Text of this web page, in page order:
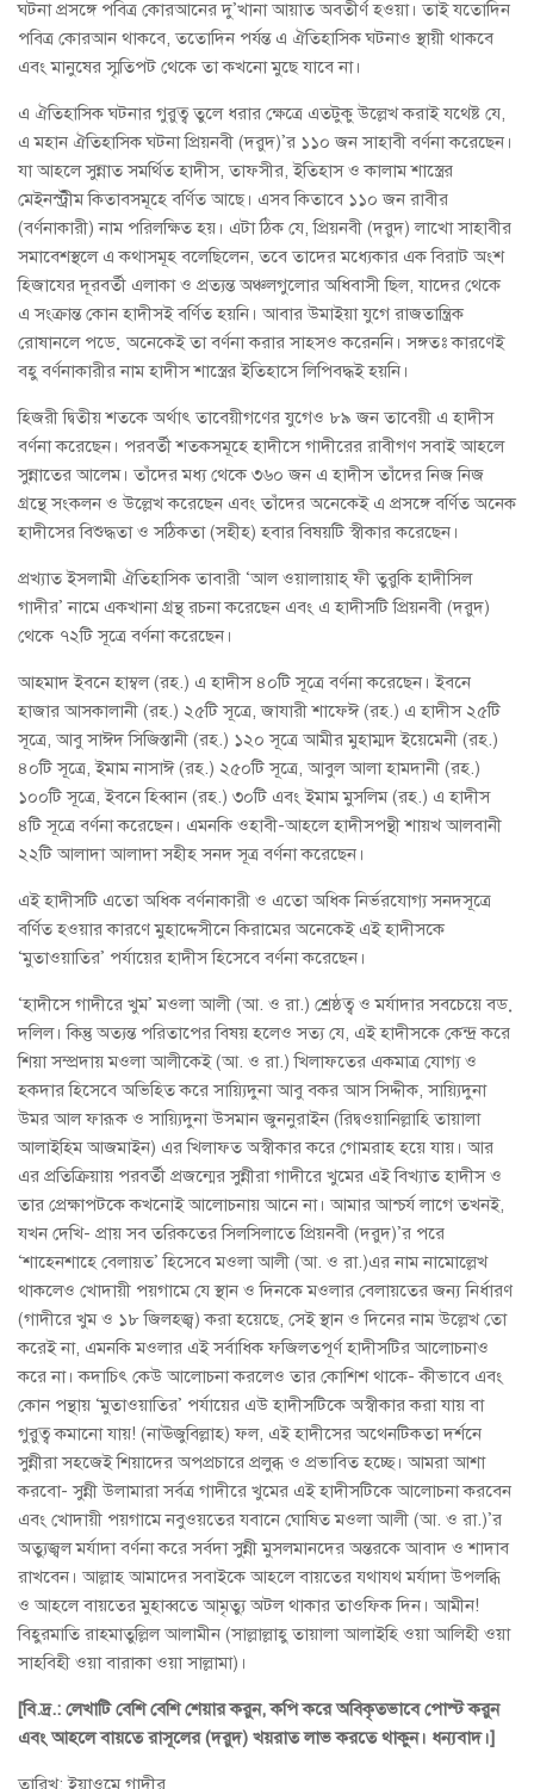
ঘটনা প্রসঙ্গে পবিত্র কোরআনের দু’খানা আয়াত অবতীর্ণ হওয়া। তাই যতোদিন
পবিত্র কোরআন থাকবে, ততোদিন পর্যন্ত এ ঐতিহাসিক ঘটনাও স্থায়ী থাকবে
এবং মানুষের স্মৃতিপট থেকে তা কখনো মুছে যাবে না।
এ ঐতিহাসিক ঘটনার গুরুত্ব তুলে ধরার ক্ষেত্রে এতটুকু উল্লেখ করাই যথেষ্ট যে,
এ মহান ঐতিহাসিক ঘটনা প্রিয়নবী (দরুদ)’র ১১০ জন সাহাবী বর্ণনা করেছেন।
যা আহলে সুন্নাত সমর্থিত হাদীস, তাফসীর, ইতিহাস ও কালাম শাস্ত্রের
মেইনস্ট্রীম কিতাবসমূহে বর্ণিত আছে। এসব কিতাবে ১১০ জন রাবীর
(বর্ণনাকারী) নাম পরিলক্ষিত হয়। এটা ঠিক যে, প্রিয়নবী (দরুদ) লাখো সাহাবীর
সমাবেশস্থলে এ কথাসমূহ বলেছিলেন, তবে তাদের মধ্যেকার এক বিরাট অংশ
হিজাযের দূরবর্তী এলাকা ও প্রত্যন্ত অঞ্চলগুলোর অধিবাসী ছিল, যাদের থেকে
এ সংক্রান্ত কোন হাদীসই বর্ণিত হয়নি। আবার উমাইয়া যুগে রাজতান্ত্রিক
রোষানলে পড়ে অনেকেই তা বর্ণনা করার সাহসও করেননি। সঙ্গতঃ কারণেই
বহু বর্ণনাকারীর নাম হাদীস শাস্ত্রের ইতিহাসে লিপিবদ্ধই হয়নি।
হিজরী দ্বিতীয় শতকে অর্থাৎ তাবেয়ীগণের যুগেও ৮৯ জন তাবেয়ী এ হাদীস
বর্ণনা করেছেন। পরবর্তী শতকসমূহে হাদীসে গাদীরের রাবীগণ সবাই আহলে
সুন্নাতের আলেম। তাঁদের মধ্য থেকে ৩৬০ জন এ হাদীস তাঁদের নিজ নিজ
গ্রন্থে সংকলন ও উল্লেখ করেছেন এবং তাঁদের অনেকেই এ প্রসঙ্গে বর্ণিত অনেক
হাদীসের বিশুদ্ধতা ও সঠিকতা (সহীহ) হবার বিষয়টি স্বীকার করেছেন।
প্রখ্যাত ইসলামী ঐতিহাসিক তাবারী ‘আল ওয়ালায়াহ্ ফী তুরুকি হাদীসিল
গাদীর’ নামে একখানা গ্রন্থ রচনা করেছেন এবং এ হাদীসটি প্রিয়নবী (দরুদ)
থেকে ৭২টি সূত্রে বর্ণনা করেছেন।
আহমাদ ইবনে হাম্বল (রহ.) এ হাদীস ৪০টি সূত্রে বর্ণনা করেছেন। ইবনে
হাজার আসকালানী (রহ.) ২৫টি সূত্রে, জাযারী শাফেঈ (রহ.) এ হাদীস ২৫টি
সূত্রে, আবু সাঈদ সিজিস্তানী (রহ.) ১২০ সূত্রে আমীর মুহাম্মদ ইয়েমেনী (রহ.)
৪০টি সূত্রে, ইমাম নাসাঈ (রহ.) ২৫০টি সূত্রে, আবুল আলা হামদানী (রহ.)
১০০টি সূত্রে, ইবনে হিব্বান (রহ.) ৩০টি এবং ইমাম মুসলিম (রহ.) এ হাদীস
৪টি সূত্রে বর্ণনা করেছেন। এমনকি ওহাবী-আহলে হাদীসপন্থী শায়খ আলবানী
২২টি আলাদা আলাদা সহীহ সনদ সূত্র বর্ণনা করেছেন।
এই হাদীসটি এতো অধিক বর্ণনাকারী ও এতো অধিক নির্ভরযোগ্য সনদসূত্রে
বর্ণিত হওয়ার কারণে মুহাদ্দেসীনে কিরামের অনেকেই এই হাদীসকে
‘মুতাওয়াতির’ পর্যায়ের হাদীস হিসেবে বর্ণনা করেছেন।
‘হাদীসে গাদীরে খুম’ মওলা আলী (আ. ও রা.) শ্রেষ্ঠত্ব ও মর্যাদার সবচেয়ে বড়
দলিল। কিন্তু অত্যন্ত পরিতাপের বিষয় হলেও সত্য যে, এই হাদীসকে কেন্দ্র করে
শিয়া সম্প্রদায় মওলা আলীকেই (আ. ও রা.) খিলাফতের একমাত্র যোগ্য ও
হকদার হিসেবে অভিহিত করে সায়্যিদুনা আবু বকর আস সিদ্দীক, সায়্যিদুনা
উমর আল ফারূক ও সায়্যিদুনা উসমান জুননুরাইন (রিদ্বওয়ানিল্লাহি তায়ালা
আলাইহিম আজমাইন) এর খিলাফত অস্বীকার করে গোমরাহ হয়ে যায়। আর
এর প্রতিক্রিয়ায় পরবর্তী প্রজন্মের সুন্নীরা গাদীরে খুমের এই বিখ্যাত হাদীস ও
তার প্রেক্ষাপটকে কখনোই আলোচনায় আনে না। আমার আশ্চর্য লাগে তখনই,
যখন দেখি- প্রায় সব তরিকতের সিলসিলাতে প্রিয়নবী (দরুদ)’র পরে
‘শাহেনশাহে বেলায়ত’ হিসেবে মওলা আলী (আ. ও রা.)এর নাম নামোল্লেখ
থাকলেও খোদায়ী পয়গামে যে স্থান ও দিনকে মওলার বেলায়তের জন্য নির্ধারণ
(গাদীরে খুম ও ১৮ জিলহজ্ব) করা হয়েছে, সেই স্থান ও দিনের নাম উল্লেখ তো
করেই না, এমনকি মওলার এই সর্বাধিক ফজিলতপূর্ণ হাদীসটির আলোচনাও
করে না। কদাচিৎ কেউ আলোচনা করলেও তার কোশিশ থাকে- কীভাবে এবং
কোন পন্থায় ‘মুতাওয়াতির’ পর্যায়ের এউ হাদীসটিকে অস্বীকার করা যায় বা
গুরুত্ব কমানো যায়! (নাঊজুবিল্লাহ) ফল, এই হাদীসের অথেনটিকতা দর্শনে
সুন্নীরা সহজেই শিয়াদের অপপ্রচারে প্রলুব্ধ ও প্রভাবিত হচ্ছে। আমরা আশা
করবো- সুন্নী উলামারা সর্বত্র গাদীরে খুমের এই হাদীসটিকে আলোচনা করবেন
এবং খোদায়ী পয়গামে নবুওয়তের যবানে ঘোষিত মওলা আলী (আ. ও রা.)’র
অত্যুজ্বল মর্যাদা বর্ণনা করে সর্বদা সুন্নী মুসলমানদের অন্তরকে আবাদ ও শাদাব
রাখবেন। আল্লাহ আমাদের সবাইকে আহলে বায়তের যথাযথ মর্যাদা উপলব্ধি
ও আহলে বায়তের মুহাব্বতে আমৃত্যু অটল থাকার তাওফিক দিন। আমীন!
বিহুরমাতি রাহমাতুল্লিল আলামীন (সাল্লাল্লাহু তায়ালা আলাইহি ওয়া আলিহী ওয়া
সাহবিহী ওয়া বারাকা ওয়া সাল্লামা)।
[বি.দ্র.: লেখাটি বেশি বেশি শেয়ার করুন, কপি করে অবিকৃতভাবে পোস্ট করুন
এবং আহলে বায়তে রাসূলের (দরুদ) খয়রাত লাভ করতে থাকুন। ধন্যবাদ।]
তারিখ: ইয়াওমে গাদীর